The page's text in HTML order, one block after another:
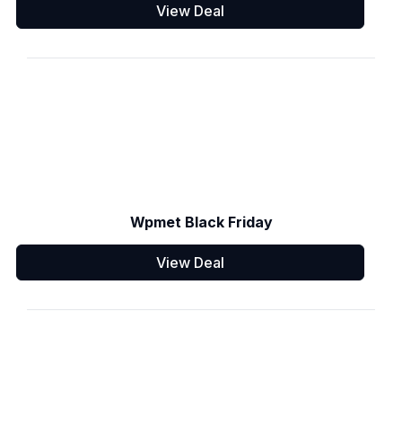
View Deal
Wpmet Black Friday
View Deal